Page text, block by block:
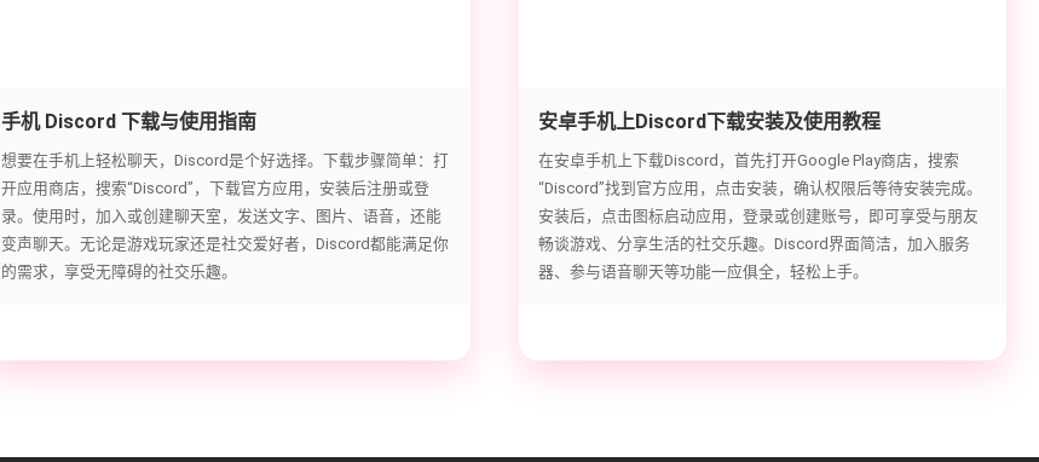
手机 Discord 下载与使用指南
想要在手机上轻松聊天，Discord是个好选择。下载步骤简单：打
开应用商店，搜索“Discord”，下载官方应用，安装后注册或登
录。使用时，加入或创建聊天室，发送文字、图片、语音，还能
变声聊天。无论是游戏玩家还是社交爱好者，Discord都能满足你
的需求，享受无障碍的社交乐趣。
安卓手机上Discord下载安装及使用教程
在安卓手机上下载Discord，首先打开Google Play商店，搜索
“Discord”找到官方应用，点击安装，确认权限后等待安装完成。
安装后，点击图标启动应用，登录或创建账号，即可享受与朋友
畅谈游戏、分享生活的社交乐趣。Discord界面简洁，加入服务
器、参与语音聊天等功能一应俱全，轻松上手。